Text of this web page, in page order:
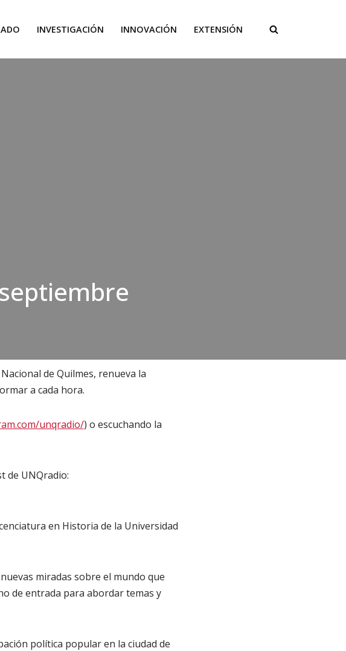
INVESTIGACIÓN INNOVACIÓN EXTENSIÓN
de Quilmes, renueva la
a cada hora.
unqradio/) o escuchando la
de UNQradio:
en Historia de la Universidad
miradas sobre el mundo que
de entrada para abordar temas y
política popular en la ciudad de